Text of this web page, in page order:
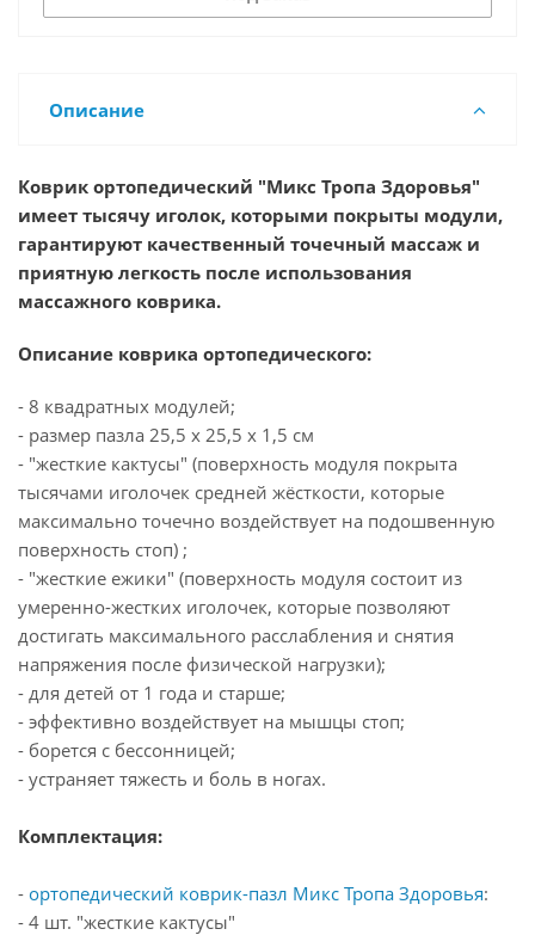
Описание
Коврик ортопедический "Микс Тропа Здоровья"
имеет тысячу иголок, которыми покрыты модули,
гарантируют качественный точечный массаж и
приятную легкость после использования
массажного коврика.
Описание коврика ортопедического:
- 8 квадратных модулей;
- размер пазла 25,5 х 25,5 х 1,5 см
- "жесткие кактусы" (поверхность модуля покрыта
тысячами иголочек средней жёсткости, которые
максимально точечно воздействует на подошвенную
поверхность стоп) ;
- "жесткие ежики" (поверхность модуля состоит из
умеренно-жестких иголочек, которые позволяют
достигать максимального расслабления и снятия
напряжения после физической нагрузки);
- для детей от 1 года и старше;
- эффективно воздействует на мышцы стоп;
- борется с бессонницей;
- устраняет тяжесть и боль в ногах.
Комплектация:
- ортопедический коврик-пазл Микс Тропа Здоровья:
- 4 шт. "жесткие кактусы"